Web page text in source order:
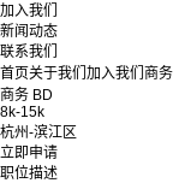
加入我们
新闻动态
联系我们
首页关于我们 加入我们 商务
商务 BD
8k-15k
杭州-滨江区
立即申请
职位描述